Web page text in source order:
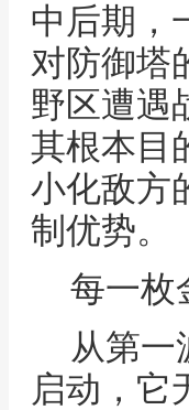
中后期，
对防御塔
野区遭遇
其根本目
小化敌方
制优势。
每一枚
从第
启动，它